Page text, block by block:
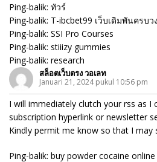
Ping-balik: ทัวร์
Ping-balik: T-ibcbet99 เว็บเดิมพันครบว
Ping-balik: SSI Pro Courses
Ping-balik: stiiizy gummies
Ping-balik: research
สล็อตเว็บตรง วอเลท
Januari 21, 2024 pukul 10:56 pm
I will immediately clutch your rss as I
subscription hyperlink or newsletter
Kindly permit me know so that I may
Ping-balik: buy powder cocaine